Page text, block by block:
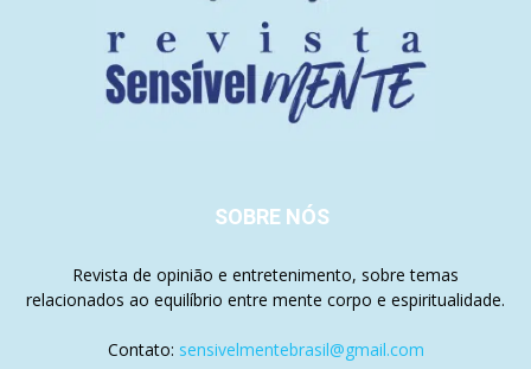
SOBRE NÓS
Revista de opinião e entretenimento, sobre temas
relacionados ao equilíbrio entre mente corpo e espiritualidade.
Contato: sensivelmentebrasil@gmail.com